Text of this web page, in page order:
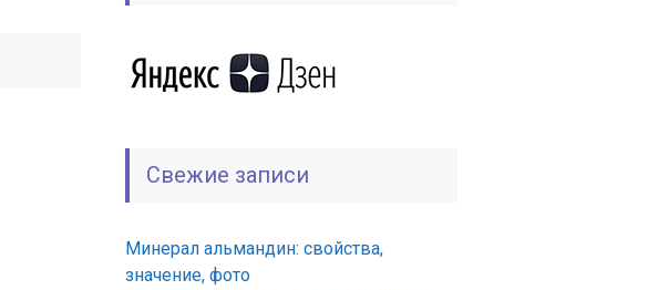
Свежие записи
Минерал альмандин: свойства,
значение, фото